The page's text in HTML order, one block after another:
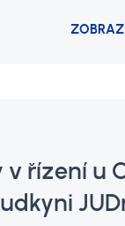
v řízení u